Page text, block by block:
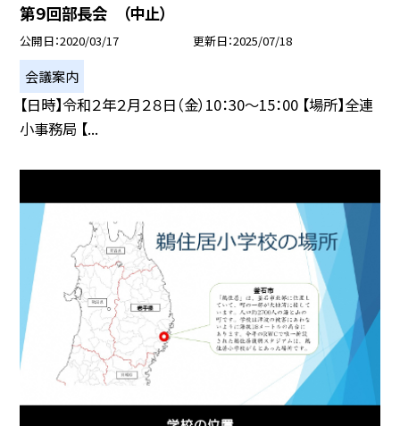
第９回部長会 （中止）
公開日 2020/03/17 更新日 2025/07/18
会議案内
【日時】令和２年２月２８日（金）10：30〜15：00 【場所】全連
小事務局 【...